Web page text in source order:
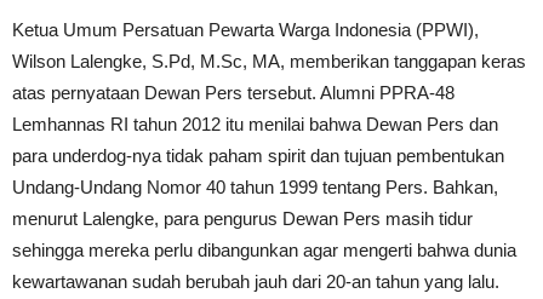
Ketua Umum Persatuan Pewarta Warga Indonesia (PPWI),
Wilson Lalengke, S.Pd, M.Sc, MA, memberikan tanggapan keras
atas pernyataan Dewan Pers tersebut. Alumni PPRA-48
Lemhannas RI tahun 2012 itu menilai bahwa Dewan Pers dan
para underdog-nya tidak paham spirit dan tujuan pembentukan
Undang-Undang Nomor 40 tahun 1999 tentang Pers. Bahkan,
menurut Lalengke, para pengurus Dewan Pers masih tidur
sehingga mereka perlu dibangunkan agar mengerti bahwa dunia
kewartawanan sudah berubah jauh dari 20-an tahun yang lalu.